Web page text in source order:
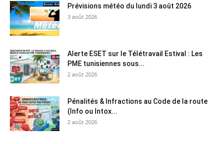
Prévisions météo du lundi 3 août 2026
3 août 2026
Alerte ESET sur le Télétravail Estival : Les
PME tunisiennes sous...
2 août 2026
Pénalités & Infractions au Code de la route
(Info ou Intox...
2 août 2026